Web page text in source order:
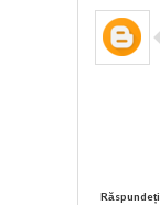
Răspundeți